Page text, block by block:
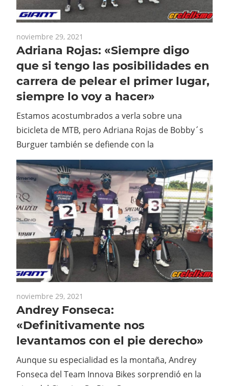
noviembre 29, 2021
Adriana Rojas: «Siempre digo
que si tengo las posibilidades en
carrera de pelear el primer lugar,
siempre lo voy a hacer»
Estamos acostumbrados a verla sobre una
bicicleta de MTB, pero Adriana Rojas de Bobby´s
Burguer también se defiende con la
noviembre 29, 2021
Andrey Fonseca:
«Definitivamente nos
levantamos con el pie derecho»
Aunque su especialidad es la montaña, Andrey
Fonseca del Team Innova Bikes sorprendió en la